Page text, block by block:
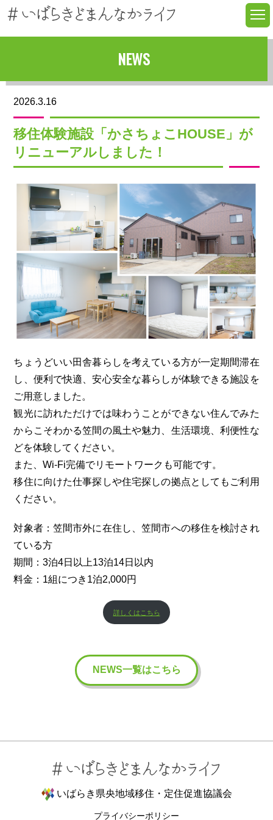
NEWS
2026.3.16
移住体験施設「かさちょこHOUSE」が
リニューアルしました！
ちょうどいい田舎暮らしを考えている方が一定期間滞在
し、便利で快適、安心安全な暮らしが体験できる施設を
ご用意しました。
観光に訪れただけでは味わうことができない住んでみた
からこそわかる笠間の風土や魅力、生活環境、利便性な
どを体験してください。
また、Wi-Fi完備でリモートワークも可能です。
移住に向けた仕事探しや住宅探しの拠点としてもご利用
ください。
対象者：笠間市外に在住し、笠間市への移住を検討され
ている方
期間 ：3泊4日以上13泊14日以内
料金 ：1組につき1泊2,000円
詳しくはこちら
NEWS一覧はこちら
いばらき県央地域移住・定住促進協議会
プライバシーポリシー